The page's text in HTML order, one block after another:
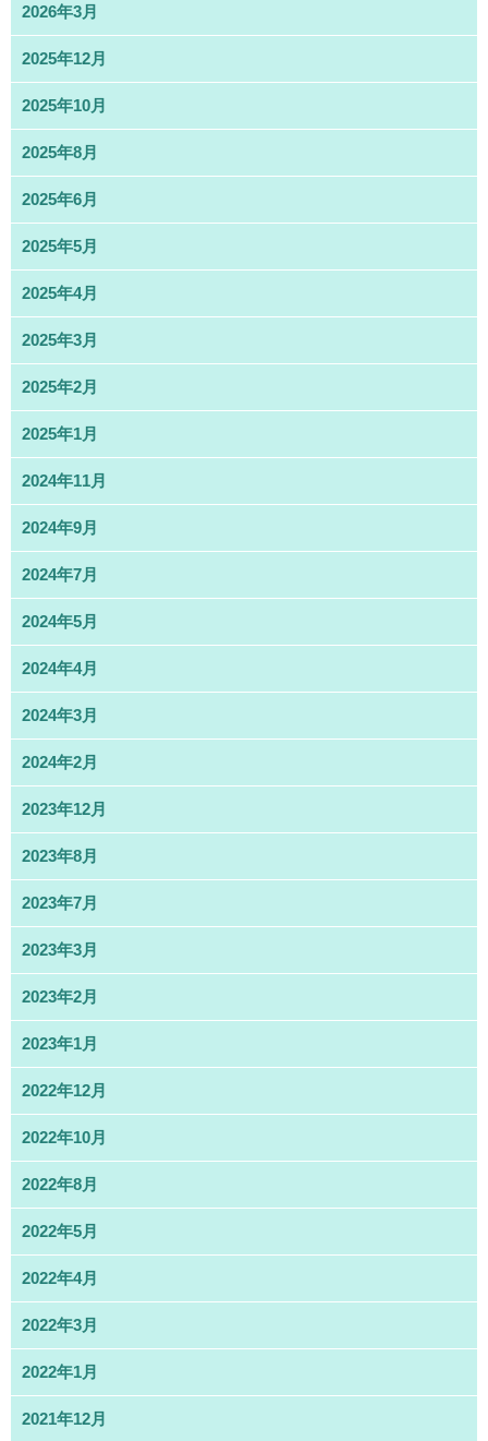
2026年3月
2025年12月
2025年10月
2025年8月
2025年6月
2025年5月
2025年4月
2025年3月
2025年2月
2025年1月
2024年11月
2024年9月
2024年7月
2024年5月
2024年4月
2024年3月
2024年2月
2023年12月
2023年8月
2023年7月
2023年3月
2023年2月
2023年1月
2022年12月
2022年10月
2022年8月
2022年5月
2022年4月
2022年3月
2022年1月
2021年12月